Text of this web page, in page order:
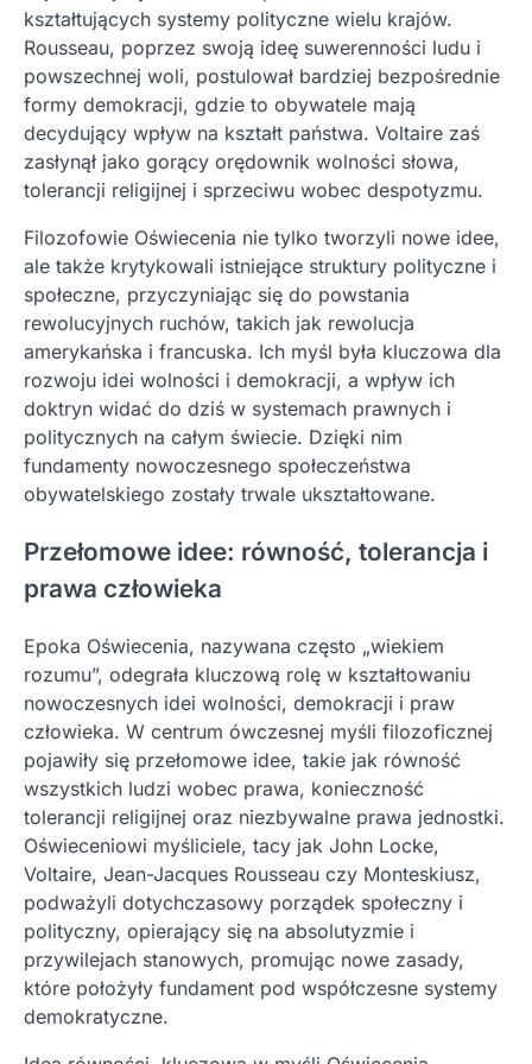
kształtujących systemy polityczne wielu krajów.
Rousseau, poprzez swoją ideę suwerenności ludu i
powszechnej woli, postulował bardziej bezpośrednie
formy demokracji, gdzie to obywatele mają
decydujący wpływ na kształt państwa. Voltaire zaś
zasłynął jako gorący orędownik wolności słowa,
tolerancji religijnej i sprzeciwu wobec despotyzmu.
Filozofowie Oświecenia nie tylko tworzyli nowe idee,
ale także krytykowali istniejące struktury polityczne i
społeczne, przyczyniając się do powstania
rewolucyjnych ruchów, takich jak rewolucja
amerykańska i francuska. Ich myśl była kluczowa dla
rozwoju idei wolności i demokracji, a wpływ ich
doktryn widać do dziś w systemach prawnych i
politycznych na całym świecie. Dzięki nim
fundamenty nowoczesnego społeczeństwa
obywatelskiego zostały trwale ukształtowane.
Przełomowe idee: równość, tolerancja i
prawa człowieka
Epoka Oświecenia, nazywana często „wiekiem
rozumu”, odegrała kluczową rolę w kształtowaniu
nowoczesnych idei wolności, demokracji i praw
człowieka. W centrum ówczesnej myśli filozoficznej
pojawiły się przełomowe idee, takie jak równość
wszystkich ludzi wobec prawa, konieczność
tolerancji religijnej oraz niezbywalne prawa jednostki.
Oświeceniowi myśliciele, tacy jak John Locke,
Voltaire, Jean-Jacques Rousseau czy Monteskiusz,
podważyli dotychczasowy porządek społeczny i
polityczny, opierający się na absolutyzmie i
przywilejach stanowych, promując nowe zasady,
które położyły fundament pod współczesne systemy
demokratyczne.